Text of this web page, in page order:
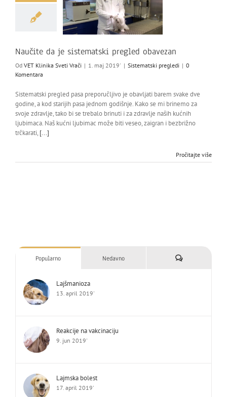
Naučite da je sistematski pregled obavezan
Od VET Klinika Sveti Vrači | 1. maj 2019' | Sistematski pregledi | 0
Komentara
Sistematski pregled pasa preporučljivo je obavljati barem svake dve
godine, a kod starijih pasa jednom godišnje. Kako se mi brinemo za
svoje zdravlje, tako bi se trebalo brinuti i za zdravlje naših kućnih
ljubimaca. Naš kućni ljubimac može biti veseo, zaigran i bezbrižno
trčkarati, [...]
Pročitajte više
Popularno Nedavno Komentari
Lajšmanioza
13. april 2019'
Reakcije na vakcinaciju
9. jun 2019'
Lajmska bolest
17. april 2019'